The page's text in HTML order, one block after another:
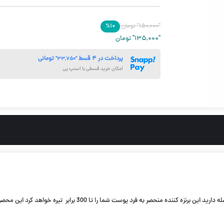
"۱۵۰,۰۰۰" تومان ۱۰%
"۱۳۵,۰۰۰" تومان
پرداخت در ۴ قسط "۳۳,۷۵۰" تومانی
امکان خرید قسطی با اسنپ پی
با استفاده از اين برنزه كننده فوق قوى شما تنها 15 دقيقه با